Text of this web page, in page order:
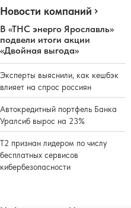
Новости компаний
В «ТНС энерго Ярославль»
подвели итоги акции
«Двойная выгода»
Эксперты выяснили, как кешбэк
влияет на спрос россиян
Автокредитный портфель Банка
Уралсиб вырос на 23%
Т2 признан лидером по числу
бесплатных сервисов
кибербезопасности